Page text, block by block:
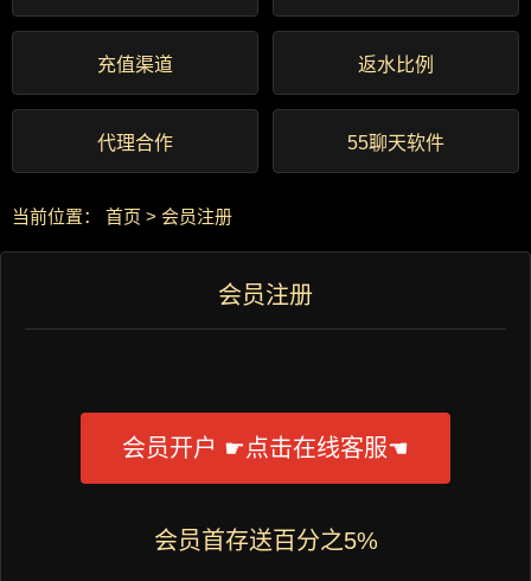
充值渠道 返水比例
代理合作 55聊天软件
当前位置： 首页 > 会员注册
会员注册
会员开户 ☛点击在线客服☚
会员首存送百分之5%